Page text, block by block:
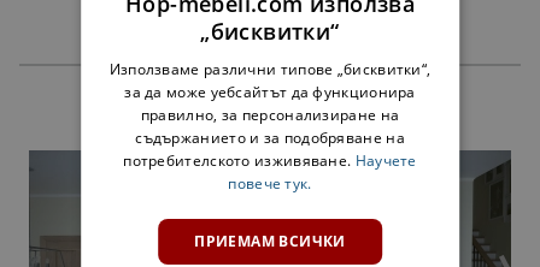
ПРОДУКТИ
„бисквитки“
Използваме различни типове „бисквитки“,
за да може уебсайтът да функционира
правилно, за персонализиране на
съдържанието и за подобряване на
потребителското изживяване. Научете
повече тук.
ПРИЕМАМ ВСИЧКИ